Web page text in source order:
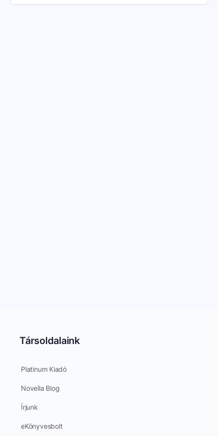
Társoldalaink
Platinum Kiadó
Novella Blog
Írjunk
eKönyvesbolt